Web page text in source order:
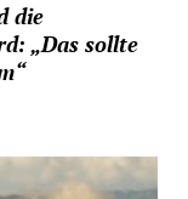
die
„Das sollte